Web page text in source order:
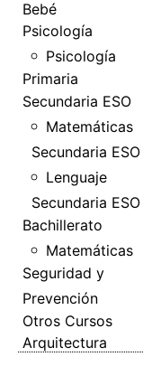
Bebé
Psicología
Psicología
Primaria
Secundaria ESO
Matemáticas
Secundaria ESO
Lenguaje
Secundaria ESO
Bachillerato
Matemáticas
Seguridad y
Prevención
Otros Cursos
Arquitectura